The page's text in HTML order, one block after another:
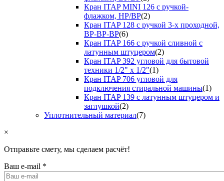
Кран ITAP MINI 126 с ручкой-
флажком, НР/ВР(2)
Кран ITAP 128 с ручкой 3-х проходной,
ВР-ВР-ВР(6)
Кран ITAP 166 с ручкой сливной с
латунным штуцером(2)
Кран ITAP 392 угловой для бытовой
техники 1/2" х 1/2"(1)
Кран ITAP 706 угловой для
подключения стиральной машины(1)
Кран ITAP 139 с латунным штуцером и
заглушкой(2)
Уплотнительный материал(7)
×
Отправьте смету, мы сделаем расчёт!
Ваш e-mail *